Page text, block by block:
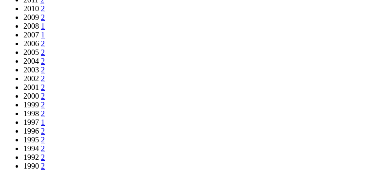
2010 2
2009 2
2008 1
2007 1
2006 2
2005 2
2004 2
2003 2
2002 2
2001 2
2000 2
1999 2
1998 2
1997 1
1996 2
1995 2
1994 2
1992 2
1990 2